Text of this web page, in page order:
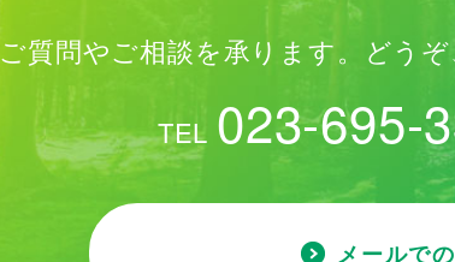
ご質問やご相談を承ります。 どう
TEL 023-695-
メールで